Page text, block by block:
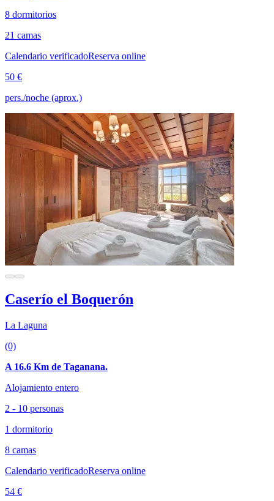
8 dormitorios
21 camas
Calendario verificadoReserva online
50 €
pers./noche (aprox.)
Caserío el Boquerón
La Laguna
(0)
A 16.6 Km de Taganana.
Alojamiento entero
2 - 10 personas
1 dormitorio
8 camas
Calendario verificadoReserva online
54 €